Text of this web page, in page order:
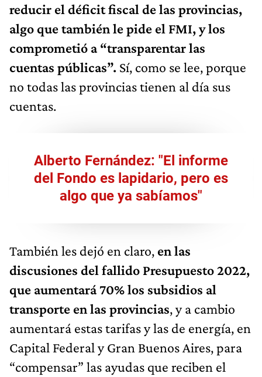
reducir el déficit fiscal de las provincias,
algo que también le pide el FMI, y los
comprometió a “transparentar las
cuentas públicas”. Sí, como se lee, porque
no todas las provincias tienen al día sus
cuentas.
Alberto Fernández: "El informe
del Fondo es lapidario, pero es
algo que ya sabíamos"
También les dejó en claro, en las
discusiones del fallido Presupuesto 2022,
que aumentará 70% los subsidios al
transporte en las provincias, y a cambio
aumentará estas tarifas y las de energía, en
Capital Federal y Gran Buenos Aires, para
“compensar” las ayudas que reciben el